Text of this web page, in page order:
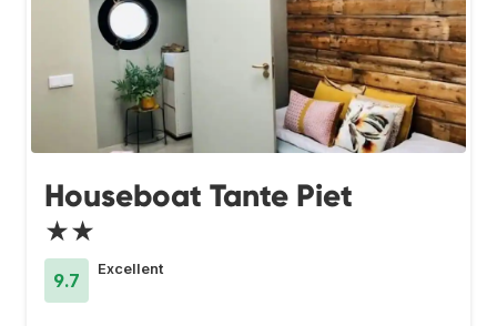
Houseboat Tante Piet
★★
9.7
Excellent